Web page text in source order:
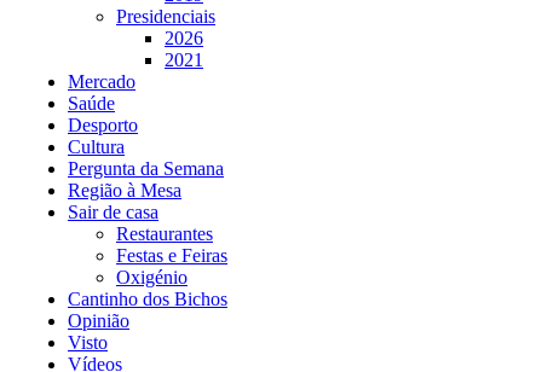
Presidenciais
2026
2021
Mercado
Saúde
Desporto
Cultura
Pergunta da Semana
Região à Mesa
Sair de casa
Restaurantes
Festas e Feiras
Oxigénio
Cantinho dos Bichos
Opinião
Visto
Vídeos